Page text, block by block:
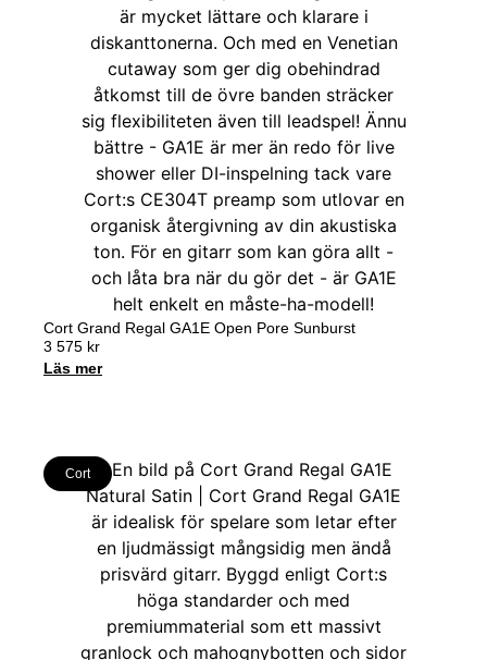
Cort Grand Regal GA1E Open Pore Sunburst
3 575 kr
Läs mer
Cort